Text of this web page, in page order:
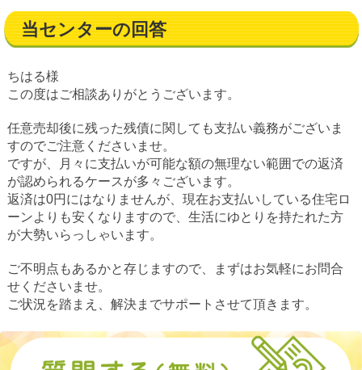
当センターの回答
ちはる様
この度はご相談ありがとうございます。
任意売却後に残った残債に関しても支払い義務がございま
すのでご注意くださいませ。
ですが、月々に支払いが可能な額の無理ない範囲での返済
が認められるケースが多々ございます。
返済は0円にはなりませんが、現在お支払いしている住宅ロ
ーンよりも安くなりますので、生活にゆとりを持たれた方
が大勢いらっしゃいます。
ご不明点もあるかと存じますので、まずはお気軽にお問合
せくださいませ。
ご状況を踏まえ、解決までサポートさせて頂きます。